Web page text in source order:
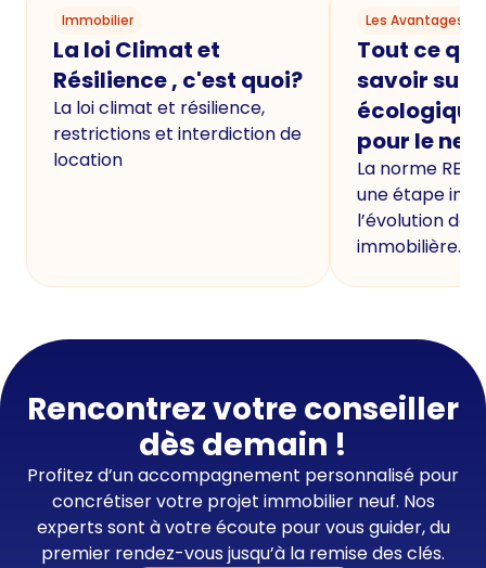
Immobilier
La loi Climat et
Résilience , c'est quoi?
La loi climat et résilience,
restrictions et interdiction de
location
Les Avantages
Tout ce
savoir sur
écologique
pour le
La norme
une étape
l’évolution de
immobilière.
Rencontrez votre conseiller
dès demain !
Profitez d’un accompagnement personnalisé pour
concrétiser votre projet immobilier neuf. Nos
experts sont à votre écoute pour vous guider, du
premier rendez-vous jusqu’à la remise des clés.